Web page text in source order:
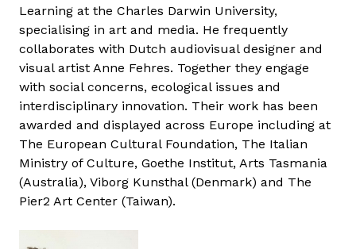
Learning at the Charles Darwin University,
specialising in art and media. He frequently
collaborates with Dutch audiovisual designer and
visual artist Anne Fehres. Together they engage
with social concerns, ecological issues and
interdisciplinary innovation. Their work has been
awarded and displayed across Europe including at
The European Cultural Foundation, The Italian
Ministry of Culture, Goethe Institut, Arts Tasmania
(Australia), Viborg Kunsthal (Denmark) and The
Pier2 Art Center (Taiwan).